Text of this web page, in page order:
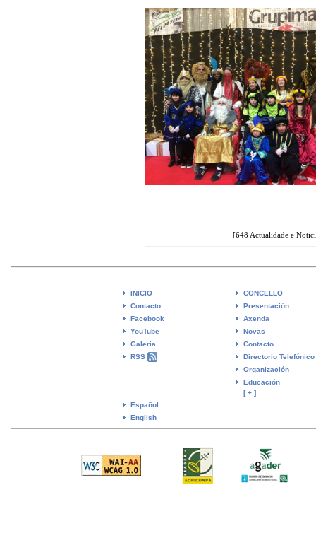
[648 Actualidade e
INICIO
Contacto
Facebook
YouTube
Galeria
RSS
Español
English
CONCELLO
Presentación
Axenda
Novas
Contacto
Directorio Telefónico
Organización
Educación
[ + ]